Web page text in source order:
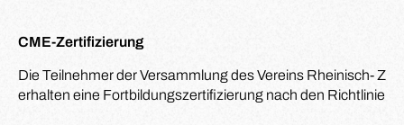
CME-Zertifizierung
Die Teilnehmer der Versammlung des Vereins Rheinisch-
erhalten eine Fortbildungszertifizierung nach den Richtlinien